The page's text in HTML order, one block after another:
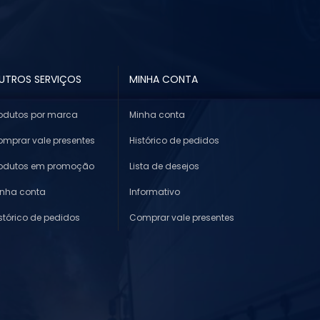
SERVIÇOS
por marca
vale presentes
em promoção
conta
de pedidos
MINHA CONTA
Minha conta
Histórico de pedidos
Lista de desejos
Informativo
Comprar vale presentes